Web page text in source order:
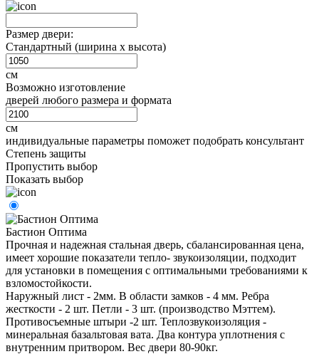
Размер двери:
Стандартный (ширина х высота)
см
Возможно изготовление
дверей любого размера и формата
см
индивидуальные параметры поможет подобрать консультант
Степень защиты
Пропустить выбор
Показать выбор
Бастион Оптима
Прочная и надежная стальная дверь, сбалансированная цена,
имеет хорошие показатели тепло- звукоизоляции, подходит
для установки в помещения с оптимальными требованиями к
взломостойкости.
Наружный лист - 2мм. В области замков - 4 мм. Ребра
жесткости - 2 шт. Петли - 3 шт. (производство Мэттем).
Противосъемные штыри -2 шт. Теплозвукоизоляция -
минеральная базальтовая вата. Два контура уплотнения с
внутренним притвором. Вес двери 80-90кг.